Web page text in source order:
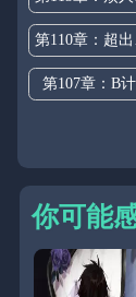
第107章：B
你可能